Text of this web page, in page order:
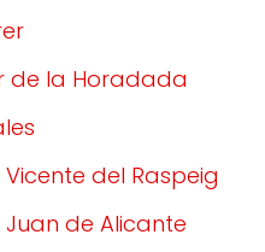
de la Horadada
del Raspeig
Juan de Alicante